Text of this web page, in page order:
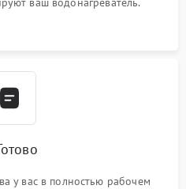
у вас в полностью рабочем